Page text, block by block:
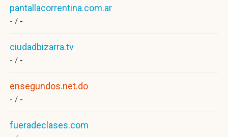
pantallacorrentina.com.ar
- / -
ciudadbizarra.tv
- / -
ensegundos.net.do
- / -
fueradeclases.com